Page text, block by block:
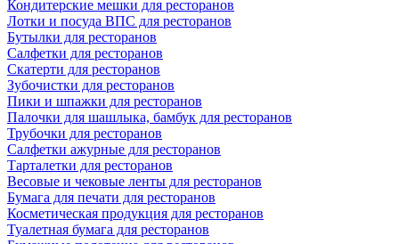
Кондитерские мешки для ресторанов
Лотки и посуда ВПС для ресторанов
Бутылки для ресторанов
Салфетки для ресторанов
Скатерти для ресторанов
Зубочистки для ресторанов
Пики и шпажки для ресторанов
Палочки для шашлыка, бамбук для ресторанов
Трубочки для ресторанов
Салфетки ажурные для ресторанов
Тарталетки для ресторанов
Весовые и чековые ленты для ресторанов
Бумага для печати для ресторанов
Косметическая продукция для ресторанов
Туалетная бумага для ресторанов